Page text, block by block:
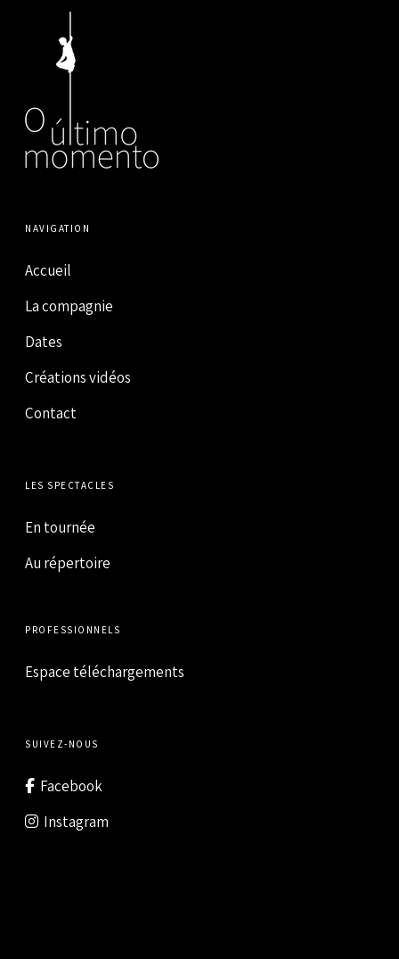
NAVIGATION
Accueil
La compagnie
Dates
Créations vidéos
Contact
LES SPECTACLES
En tournée
Au répertoire
PROFESSIONNELS
Espace téléchargements
SUIVEZ-NOUS
Facebook
Instagram